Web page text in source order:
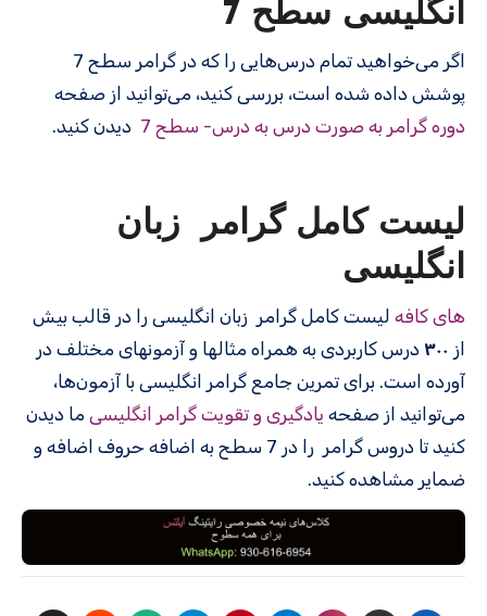
انگلیسی سطح 7
اگر می‌خواهید تمام درس‌هایی را که در گرامر سطح 7
پوشش داده شده است، بررسی کنید، می‌توانید از صفحه
دوره گرامر به صورت درس به درس- سطح 7
دیدن کنید.
لیست کامل گرامر زبان
انگلیسی
های کافه لیست کامل گرامر زبان انگلیسی را در قالب بیش
از ۳۰۰ درس کاربردی به همراه مثالها و آزمونهای مختلف در
آورده است. برای تمرین جامع گرامر انگلیسی با آزمون‌ها،
می‌توانید از صفحه یادگیری و تقویت گرامر انگلیسی ما دیدن
کنید تا دروس گرامر را در 7 سطح به اضافه حروف اضافه و
ضمایر مشاهده کنید.